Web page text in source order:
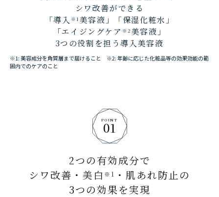
シワ改善ができる
「導入 ※1 美容液」「保湿化粧水」
「エイジングケア ※2美容液」
3つの役割を担う導入美容液
※1: 美容成分を角質層まで届けること ※2: 年齢に応じた化粧品等の効果効能の範
囲内でのケアのこと
POINT
01
2つの有効成分で
シワ改善・美白 ※1
・肌あれ防止の
3つの効果を実現